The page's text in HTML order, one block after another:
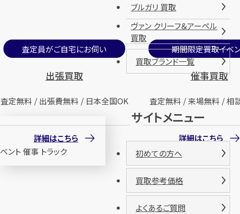
査定員がご自宅にお伺い
出張買取
査定無料 / 出張費無料 / 日本全国OK
詳細はこちら
期間限定買取イベ
催事買取
査定無料 / 来場無料 / 相
詳細はこちら
ブルガリ 買取
ヴァン クリーフ＆アーペル
買取
買取ブランド一覧
サイトメニュー
初めての方へ
買取参考価格
よくあるご質問